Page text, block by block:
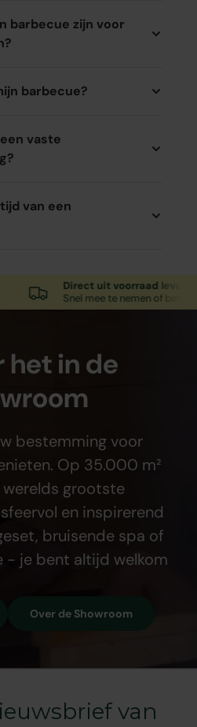
barbecue zijn voor
barbecue?
vaste
van een
Direct uit voorraad leverbaar
Snel mee te nemen of bezorgd
het in de
bestemming voor
Op 35.000 m²
grootste
en inspirerend
bruisende spa of
- je bent altijd welkom
Over de Showroom
van